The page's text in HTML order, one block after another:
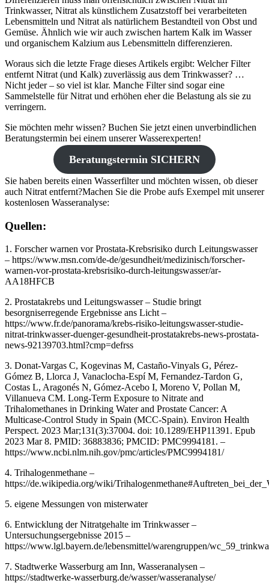
Trinkwasser, Nitrat als künstlichem Zusatzstoff bei verarbeiteten
Lebensmitteln und Nitrat als natürlichem Bestandteil von Obst und
Gemüse. Ähnlich wie wir auch zwischen hartem Kalk im Wasser
und organischem Kalzium aus Lebensmitteln differenzieren.
Woraus sich die letzte Frage dieses Artikels ergibt: Welcher Filter
entfernt Nitrat (und Kalk) zuverlässig aus dem Trinkwasser? …
Nicht jeder – so viel ist klar. Manche Filter sind sogar eine
Sammelstelle für Nitrat und erhöhen eher die Belastung als sie zu
verringern.
Sie möchten mehr wissen? Buchen Sie jetzt einen unverbindlichen
Beratungstermin bei einem unserer Wasserexperten!
Beratungstermin SICHERN
Sie haben bereits einen Wasserfilter und möchten wissen, ob dieser
auch Nitrat entfernt?Machen Sie die Probe aufs Exempel mit unserer
kostenlosen Wasseranalyse:
Quellen:
1. Forscher warnen vor Prostata-Krebsrisiko durch Leitungswasser
– https://www.msn.com/de-de/gesundheit/medizinisch/forscher-
warnen-vor-prostata-krebsrisiko-durch-leitungswasser/ar-
AA18HFCB
2. Prostatakrebs und Leitungswasser – Studie bringt
besorgniserregende Ergebnisse ans Licht –
https://www.fr.de/panorama/krebs-risiko-leitungswasser-studie-
nitrat-trinkwasser-duenger-gesundheit-prostatakrebs-news-prostata-
news-92139703.html?cmp=defrss
3. Donat-Vargas C, Kogevinas M, Castaño-Vinyals G, Pérez-
Gómez B, Llorca J, Vanaclocha-Espí M, Fernandez-Tardon G,
Costas L, Aragonés N, Gómez-Acebo I, Moreno V, Pollan M,
Villanueva CM. Long-Term Exposure to Nitrate and
Trihalomethanes in Drinking Water and Prostate Cancer: A
Multicase-Control Study in Spain (MCC-Spain). Environ Health
Perspect. 2023 Mar;131(3):37004. doi: 10.1289/EHP11391. Epub
2023 Mar 8. PMID: 36883836; PMCID: PMC9994181. –
https://www.ncbi.nlm.nih.gov/pmc/articles/PMC9994181/
4. Trihalogenmethane –
https://de.wikipedia.org/wiki/
5. eigene Messungen von misterwater
6. Entwicklung der Nitratgehalte im Trinkwasser –
Untersuchungsergebnisse 2015 –
https://www.lgl.bayern.de/lebensmittel/warengruppen/
7. Stadtwerke Wasserburg am Inn, Wasseranalysen –
https://stadtwerke-wasserburg.de/wasser/wasseranalyse/